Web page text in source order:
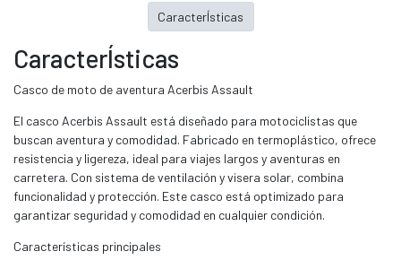
CaracterÍsticas
Casco de moto de aventura Acerbis Assault
El casco Acerbis Assault está diseñado para motociclistas que
buscan aventura y comodidad. Fabricado en termoplástico, ofrece
resistencia y ligereza, ideal para viajes largos y aventuras en
carretera. Con sistema de ventilación y visera solar, combina
funcionalidad y protección. Este casco está optimizado para
garantizar seguridad y comodidad en cualquier condición.
Características principales
CaracterÍsticas